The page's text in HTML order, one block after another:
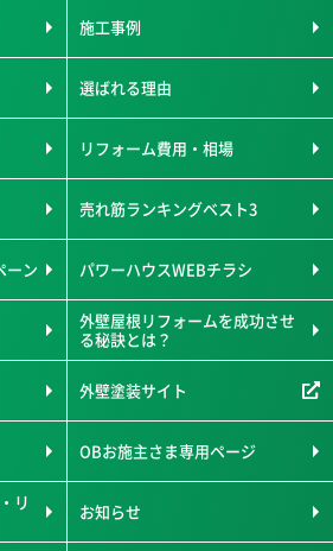
施工事例
選ばれる理由
リフォーム費用・相場
売れ筋ランキングベスト3
ーン パワーハウスWEBチラシ
外壁屋根リフォームを成功させ
る秘訣とは？
外壁塗装サイト
OBお施主さま専用ページ
リ
お知らせ